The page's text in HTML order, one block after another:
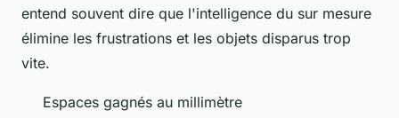
entend souvent dire que l'intelligence du sur mesure
élimine les frustrations et les objets disparus trop
vite.
Espaces gagnés au millimètre